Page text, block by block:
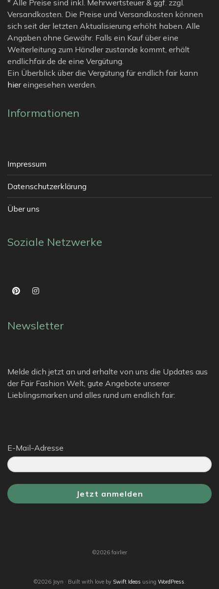
* Alle Preise sind inkl. Mehrwertsteuer & ggf. zzgl.
Versandkosten. Die Preise und Versandkosten können
sich seit der letzten Aktualisierung erhöht haben. Alle
Angaben ohne Gewähr. Falls ein Kauf über eine
Weiterleitung zum Händler zustande kommt, erhält
endlichfair.de de eine Vergütung.
Ein Überblick über die Vergütung für endlich fair kann
hiereingesehen werden.
Informationen
Impressum
Datenschutzerklärung
Über uns
Soziale Netzwerke
Newsletter
Melde dich jetzt an und erhalte von uns die Updates aus
der Fair Fashion Welt, gute Angebote unserer
Lieblingsmarken und alles rund um endlich fair:
E-Mail-Adresse
Jetzt anmelden
©2026 fairlier
©2026 Joyn · Built with love by Swift Ideas using WordPress.